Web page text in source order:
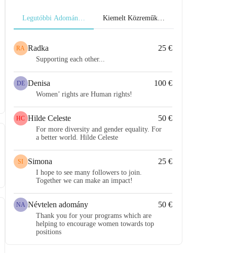
Legutóbbi Adományok Kiemelt Közreműködők
RA Radka 25 €
Supporting each other...
DE Denisa 100 €
Women’ rights are Human rights!
HC Hilde Celeste 50 €
For more diversity and gender equality. For
a better world. Hilde Celeste
SI Simona 25 €
I hope to see many followers to join.
Together we can make an impact!
NA Névtelen adomány 50 €
Thank you for your programs which are
helping to encourage women towards top
positions